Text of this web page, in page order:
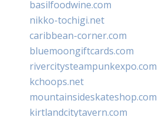
basilfoodwine.com
nikko-tochigi.net
caribbean-corner.com
bluemoongiftcards.com
rivercitysteampunkexpo.com
kchoops.net
mountainsideskateshop.com
kirtlandcitytavern.com